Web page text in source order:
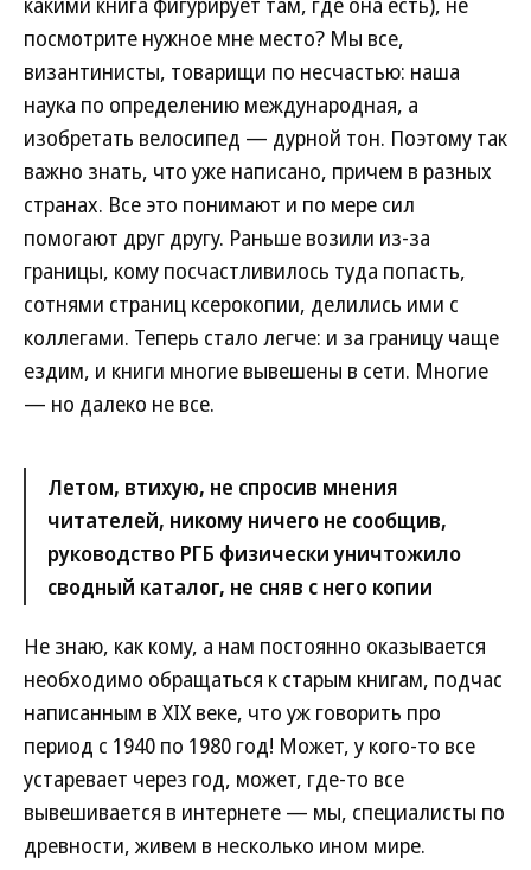
посмотрите нужное мне место? Мы все,
византинисты, товарищи по несчастью: наша
наука по определению международная, а
изобретать велосипед — дурной тон. Поэтому так
важно знать, что уже написано, причем в разных
странах. Все это понимают и по мере сил
помогают друг другу. Раньше возили из-за
границы, кому посчастливилось туда попасть,
сотнями страниц ксерокопии, делились ими с
коллегами. Теперь стало легче: и за границу чаще
ездим, и книги многие вывешены в сети. Многие
— но далеко не все.
Летом, втихую, не спросив мнения
читателей, никому ничего не сообщив,
руководство РГБ физически уничтожило
сводный каталог, не сняв с него копии
Не знаю, как кому, а нам постоянно оказывается
необходимо обращаться к старым книгам, подчас
написанным в XIX веке, что уж говорить про
период с 1940 по 1980 год! Может, у кого-то все
устаревает через год, может, где-то все
вывешивается в интернете — мы, специалисты по
древности, живем в несколько ином мире.